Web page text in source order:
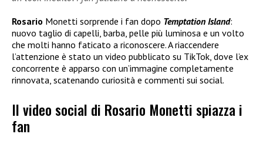
Rosario Monetti sorprende i fan dopo Temptation Island:
nuovo taglio di capelli, barba, pelle più luminosa e un volto
che molti hanno faticato a riconoscere. A riaccendere
l’attenzione è stato un video pubblicato su TikTok, dove l’ex
concorrente è apparso con un’immagine completamente
rinnovata, scatenando curiosità e commenti sui social.
Il video social di Rosario Monetti spiazza i
fan